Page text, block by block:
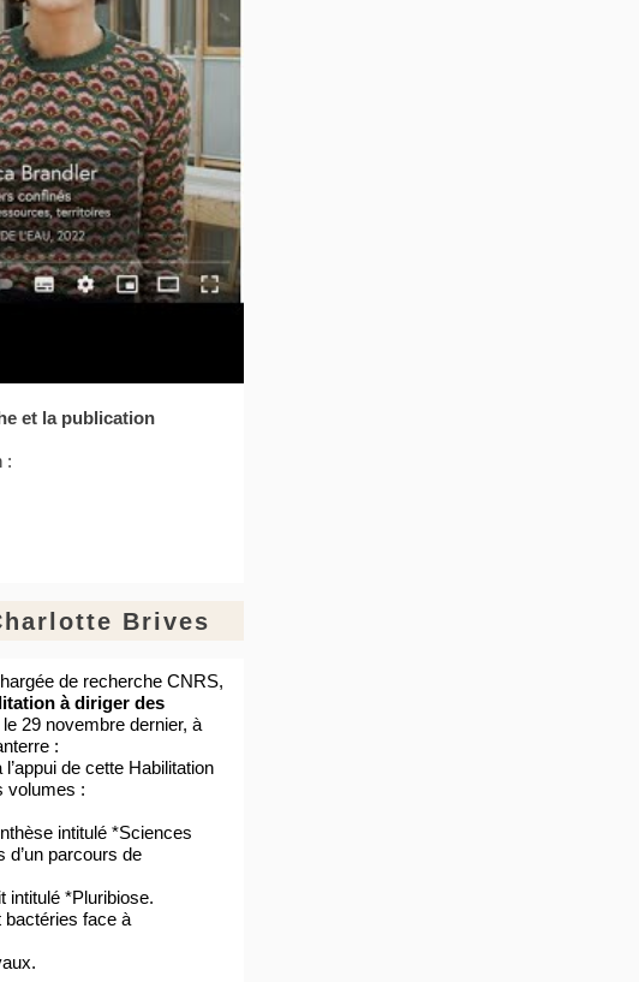
et la publication
:
Brives
de recherche CNRS,
à diriger des
29 novembre dernier, à
:
de cette Habilitation
volumes :
intitulé *Sciences
d’un parcours de
intitulé *Pluribiose.
bactéries face à